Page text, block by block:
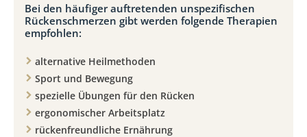
Bei den häufiger auftretenden unspezifischen
Rückenschmerzen gibt werden folgende Therapien
empfohlen:
alternative Heilmethoden
Sport und Bewegung
spezielle Übungen für den Rücken
ergonomischer Arbeitsplatz
rückenfreundliche Ernährung